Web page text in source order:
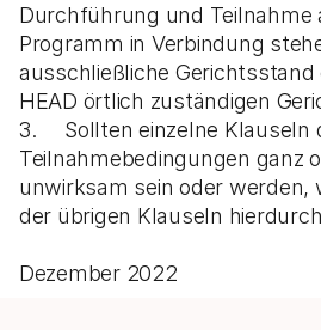
Durchführung und Teilnahme
Programm in Verbindung
ausschließliche Gerichtsstand
HEAD örtlich zuständigen
3. Sollten einzelne Klauseln
Teilnahmebedingungen ganz
unwirksam sein oder werden,
der übrigen Klauseln
Dezember 2022